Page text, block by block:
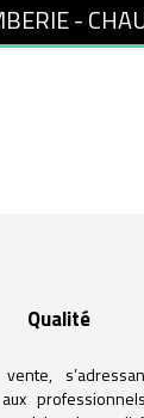
-
Qualité